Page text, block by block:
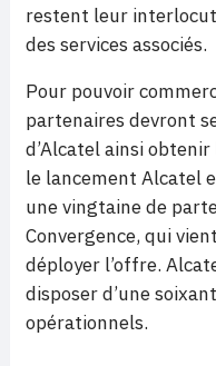
restent leur
des services associés.
Pour pouvoir
partenaires devront
d’Alcatel ainsi
le lancement Alcatel
une vingtaine de
Convergence, qui
déployer l’offre.
disposer d’une
opérationnels.